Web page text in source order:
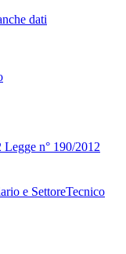
dati
n° 190/2012
e SettoreTecnico